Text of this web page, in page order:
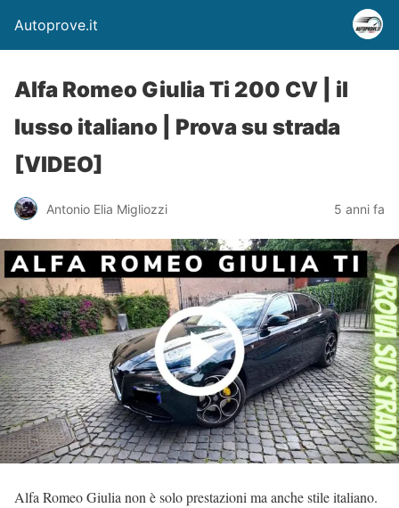
Autoprove.it
Alfa Romeo Giulia Ti 200 CV | il
lusso italiano | Prova su strada
[VIDEO]
Antonio Elia Migliozzi 5 anni fa
Alfa Romeo Giulia non è solo prestazioni ma anche stile italiano.